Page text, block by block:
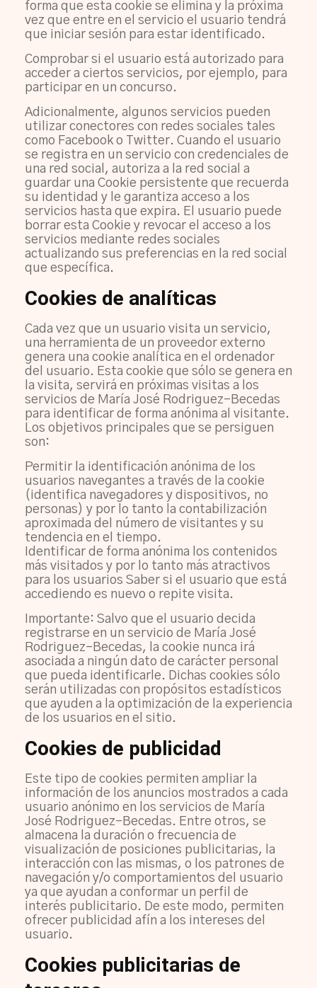
forma que esta cookie se elimina y la próxima
vez que entre en el servicio el usuario tendrá
que iniciar sesión para estar identificado.
Comprobar si el usuario está autorizado para
acceder a ciertos servicios, por ejemplo, para
participar en un concurso.
Adicionalmente, algunos servicios pueden
utilizar conectores con redes sociales tales
como Facebook o Twitter. Cuando el usuario
se registra en un servicio con credenciales de
una red social, autoriza a la red social a
guardar una Cookie persistente que recuerda
su identidad y le garantiza acceso a los
servicios hasta que expira. El usuario puede
borrar esta Cookie y revocar el acceso a los
servicios mediante redes sociales
actualizando sus preferencias en la red social
que específica.
Cookies de analíticas
Cada vez que un usuario visita un servicio,
una herramienta de un proveedor externo
genera una cookie analítica en el ordenador
del usuario. Esta cookie que sólo se genera en
la visita, servirá en próximas visitas a los
servicios de María José Rodriguez-Becedas
para identificar de forma anónima al visitante.
Los objetivos principales que se persiguen
son:
Permitir la identificación anónima de los
usuarios navegantes a través de la cookie
(identifica navegadores y dispositivos, no
personas) y por lo tanto la contabilización
aproximada del número de visitantes y su
tendencia en el tiempo.
Identificar de forma anónima los contenidos
más visitados y por lo tanto más atractivos
para los usuarios Saber si el usuario que está
accediendo es nuevo o repite visita.
Importante: Salvo que el usuario decida
registrarse en un servicio de María José
Rodriguez-Becedas, la cookie nunca irá
asociada a ningún dato de carácter personal
que pueda identificarle. Dichas cookies sólo
serán utilizadas con propósitos estadísticos
que ayuden a la optimización de la experiencia
de los usuarios en el sitio.
Cookies de publicidad
Este tipo de cookies permiten ampliar la
información de los anuncios mostrados a cada
usuario anónimo en los servicios de María
José Rodriguez-Becedas. Entre otros, se
almacena la duración o frecuencia de
visualización de posiciones publicitarias, la
interacción con las mismas, o los patrones de
navegación y/o comportamientos del usuario
ya que ayudan a conformar un perfil de
interés publicitario. De este modo, permiten
ofrecer publicidad afín a los intereses del
usuario.
Cookies publicitarias de